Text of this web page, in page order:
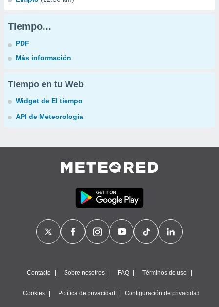
Tiempo...
PDF
Más información
Tiempo en tu Web
Widget de El tiempo
API de Meteorología
Contacto Sobre nosotros FAQ Términos de uso
Cookies Política de privacidad Configuración de privacidad